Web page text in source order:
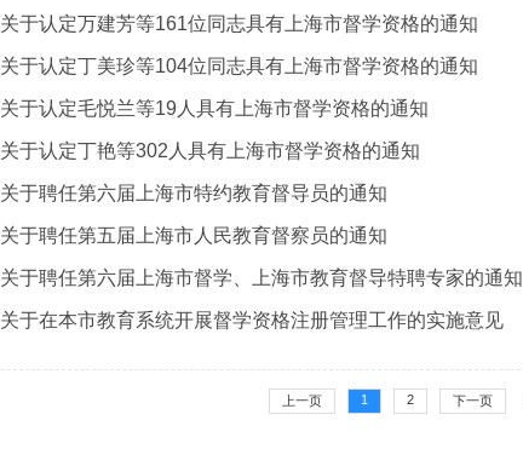
关于认定万建芳等161位同志具有上海市督学资格的通知
关于认定丁美珍等104位同志具有上海市督学资格的通知
关于认定毛悦兰等19人具有上海市督学资格的通知
关于认定丁艳等302人具有上海市督学资格的通知
关于聘任第六届上海市特约教育督导员的通知
关于聘任第五届上海市人民教育督察员的通知
关于聘任第六届上海市督学、上海市教育督导特聘专家的通知
关于在本市教育系统开展督学资格注册管理工作的实施意见
上一页 1 2 下一页